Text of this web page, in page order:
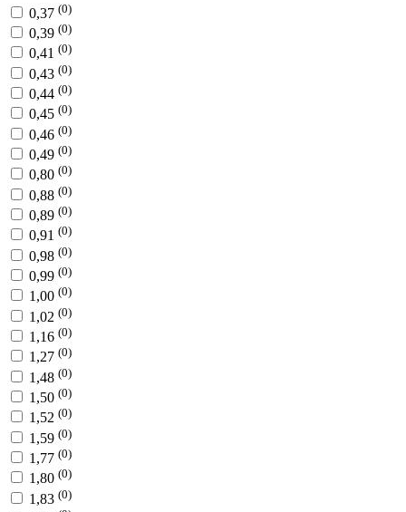
0,37 (0)
0,39 (0)
0,41 (0)
0,43 (0)
0,44 (0)
0,45 (0)
0,46 (0)
0,49 (0)
0,80 (0)
0,88 (0)
0,89 (0)
0,91 (0)
0,98 (0)
0,99 (0)
1,00 (0)
1,02 (0)
1,16 (0)
1,27 (0)
1,48 (0)
1,50 (0)
1,52 (0)
1,59 (0)
1,77 (0)
1,80 (0)
1,83 (0)